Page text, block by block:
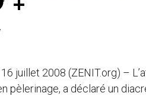
w
juillet 2008 (ZENIT.org) –
pèlerinage, a déclaré un